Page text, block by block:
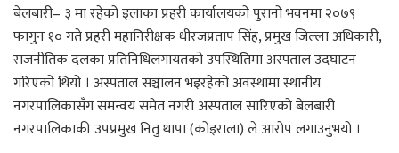
बेलबारी– ३ मा रहेको इलाका प्रहरी कार्यालयको पुरानो भवनमा २०७९
फागुन १० गते प्रहरी महानिरीक्षक धीरजप्रताप सिंह, प्रमुख जिल्ला अधिकारी,
राजनीतिक दलका प्रतिनिधिलगायतको उपस्थितिमा अस्पताल उदघाटन
गरिएको थियो । अस्पताल सञ्चालन भइरहेको अवस्थामा स्थानीय
नगरपालिकासँग समन्वय समेत नगरी अस्पताल सारिएको बेलबारी
नगरपालिकाकी उपप्रमुख नितु थापा (कोइराला) ले आरोप लगाउनुभयो ।